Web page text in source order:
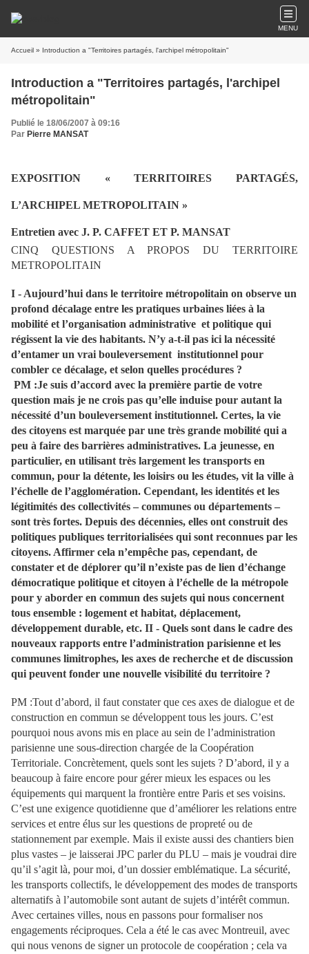
MENU
Accueil » Introduction a "Territoires partagés, l'archipel métropolitain"
Introduction a "Territoires partagés, l'archipel
métropolitain"
Publié le 18/06/2007 à 09:16
Par Pierre MANSAT
EXPOSITION « TERRITOIRES PARTAGÉS,
L’ARCHIPEL METROPOLITAIN »
Entretien avec J. P. CAFFET ET P. MANSAT
CINQ QUESTIONS A PROPOS DU TERRITOIRE
METROPOLITAIN
I - Aujourd’hui dans le territoire métropolitain on observe un
profond décalage entre les pratiques urbaines liées à la
mobilité et l’organisation administrative et politique qui
régissent la vie des habitants. N’y a-t-il pas ici la nécessité
d’entamer un vrai bouleversement institutionnel pour
combler ce décalage, et selon quelles procédures ?
PM :Je suis d’accord avec la première partie de votre
question mais je ne crois pas qu’elle induise pour autant la
nécessité d’un bouleversement institutionnel. Certes, la vie
des citoyens est marquée par une très grande mobilité qui a
peu à faire des barrières administratives. La jeunesse, en
particulier, en utilisant très largement les transports en
commun, pour la détente, les loisirs ou les études, vit la ville à
l’échelle de l’agglomération. Cependant, les identités et les
légitimités des collectivités – communes ou départements –
sont très fortes. Depuis des décennies, elles ont construit des
politiques publiques territorialisées qui sont reconnues par les
citoyens. Affirmer cela n’empêche pas, cependant, de
constater et de déplorer qu’il n’existe pas de lien d’échange
démocratique politique et citoyen à l’échelle de la métropole
pour y aborder en commun des sujets qui nous concernent
tous ensemble : logement et habitat, déplacement,
développement durable, etc. II - Quels sont dans le cadre des
nouveaux rapports entre l’administration parisienne et les
communes limitrophes, les axes de recherche et de discussion
qui peuvent fonder une nouvelle visibilité du territoire ?
PM :Tout d’abord, il faut constater que ces axes de dialogue et de
construction en commun se développent tous les jours. C’est
pourquoi nous avons mis en place au sein de l’administration
parisienne une sous-direction chargée de la Coopération
Territoriale. Concrètement, quels sont les sujets ? D’abord, il y a
beaucoup à faire encore pour gérer mieux les espaces ou les
équipements qui marquent la frontière entre Paris et ses voisins.
C’est une exigence quotidienne que d’améliorer les relations entre
services et entre élus sur les questions de propreté ou de
stationnement par exemple. Mais il existe aussi des chantiers bien
plus vastes – je laisserai JPC parler du PLU – mais je voudrai dire
qu’il s’agit là, pour moi, d’un dossier emblématique. La sécurité,
les transports collectifs, le développement des modes de transports
alternatifs à l’automobile sont autant de sujets d’intérêt commun.
Avec certaines villes, nous en passons pour formaliser nos
engagements réciproques. Cela a été le cas avec Montreuil, avec
qui nous venons de signer un protocole de coopération ; cela va